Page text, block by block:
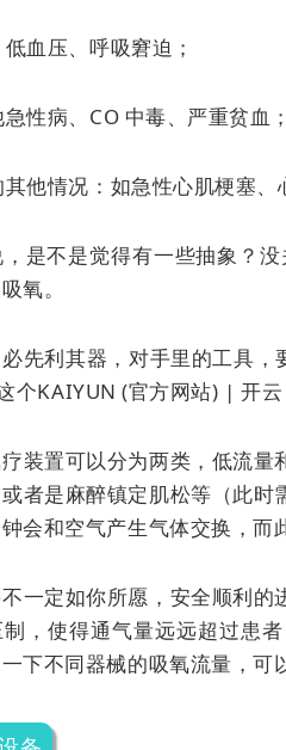
血压、呼吸窘迫；
性病、CO 中毒、严重贫血；
他情况：如急性心肌梗塞、
是不是觉得有一些抽象？
氧。
先利其器，对手里的工具
个KAIYUN (官方网站) | 开
装置可以分为两类，低流
者是麻醉镇定肌松等（此
会和空气产生气体交换，而
一定如你所愿，安全顺利
，使得通气量远远超过患
下不同器械的吸氧流量，可